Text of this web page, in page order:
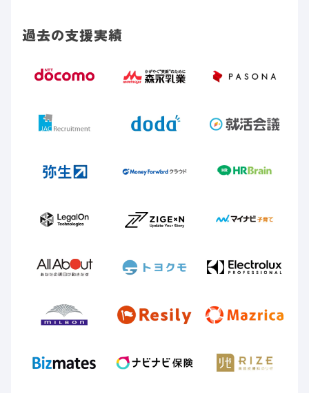
過去の支援実績